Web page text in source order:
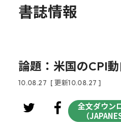
書誌情報
論題：米国のCPI
10.08.27 [ 更新10.08.27 ]
全文ダウン
（